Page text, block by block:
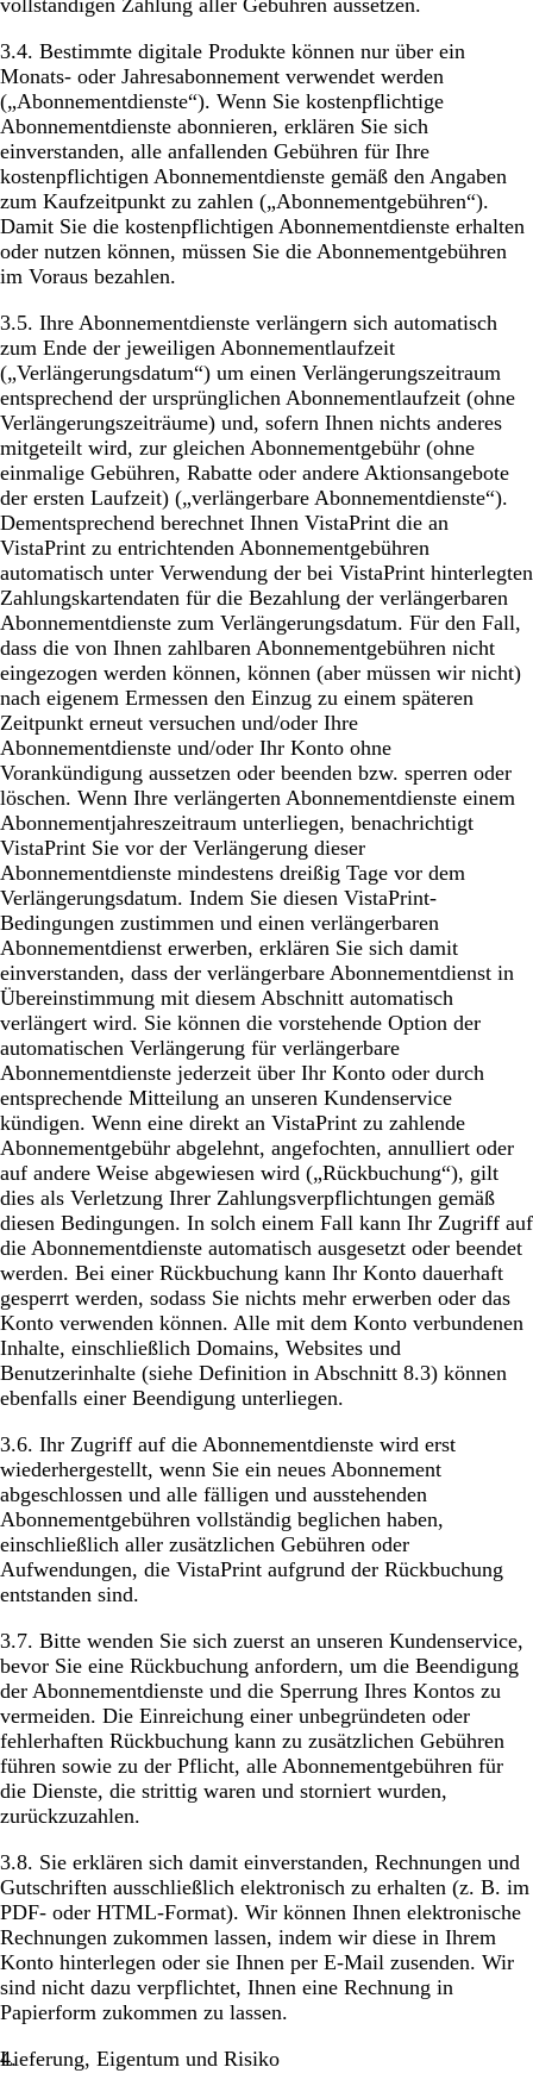
vollständigen Zahlung aller Gebühren aussetzen.
3.4. Bestimmte digitale Produkte können nur über ein
Monats- oder Jahresabonnement verwendet werden
(„Abonnementdienste“). Wenn Sie kostenpflichtige
Abonnementdienste abonnieren, erklären Sie sich
einverstanden, alle anfallenden Gebühren für Ihre
kostenpflichtigen Abonnementdienste gemäß den Angaben
zum Kaufzeitpunkt zu zahlen („Abonnementgebühren“).
Damit Sie die kostenpflichtigen Abonnementdienste erhalten
oder nutzen können, müssen Sie die Abonnementgebühren
im Voraus bezahlen.
3.5. Ihre Abonnementdienste verlängern sich automatisch
zum Ende der jeweiligen Abonnementlaufzeit
(„Verlängerungsdatum“) um einen Verlängerungszeitraum
entsprechend der ursprünglichen Abonnementlaufzeit (ohne
Verlängerungszeiträume) und, sofern Ihnen nichts anderes
mitgeteilt wird, zur gleichen Abonnementgebühr (ohne
einmalige Gebühren, Rabatte oder andere Aktionsangebote
der ersten Laufzeit) („verlängerbare Abonnementdienste“).
Dementsprechend berechnet Ihnen VistaPrint die an
VistaPrint zu entrichtenden Abonnementgebühren
automatisch unter Verwendung der bei VistaPrint hinterlegten
Zahlungskartendaten für die Bezahlung der verlängerbaren
Abonnementdienste zum Verlängerungsdatum. Für den Fall,
dass die von Ihnen zahlbaren Abonnementgebühren nicht
eingezogen werden können, können (aber müssen wir nicht)
nach eigenem Ermessen den Einzug zu einem späteren
Zeitpunkt erneut versuchen und/oder Ihre
Abonnementdienste und/oder Ihr Konto ohne
Vorankündigung aussetzen oder beenden bzw. sperren oder
löschen. Wenn Ihre verlängerten Abonnementdienste einem
Abonnementjahreszeitraum unterliegen, benachrichtigt
VistaPrint Sie vor der Verlängerung dieser
Abonnementdienste mindestens dreißig Tage vor dem
Verlängerungsdatum. Indem Sie diesen VistaPrint-
Bedingungen zustimmen und einen verlängerbaren
Abonnementdienst erwerben, erklären Sie sich damit
einverstanden, dass der verlängerbare Abonnementdienst in
Übereinstimmung mit diesem Abschnitt automatisch
verlängert wird. Sie können die vorstehende Option der
automatischen Verlängerung für verlängerbare
Abonnementdienste jederzeit über Ihr Konto oder durch
entsprechende Mitteilung an unseren Kundenservice
kündigen. Wenn eine direkt an VistaPrint zu zahlende
Abonnementgebühr abgelehnt, angefochten, annulliert oder
auf andere Weise abgewiesen wird („Rückbuchung“), gilt
dies als Verletzung Ihrer Zahlungsverpflichtungen gemäß
diesen Bedingungen. In solch einem Fall kann Ihr Zugriff auf
die Abonnementdienste automatisch ausgesetzt oder beendet
werden. ​Bei einer Rückbuchung kann Ihr Konto dauerhaft
gesperrt werden, sodass Sie nichts mehr erwerben oder das
Konto verwenden können. Alle mit dem Konto verbundenen
Inhalte, einschließlich Domains, Websites und
Benutzerinhalte (siehe Definition in Abschnitt 8.3) können
ebenfalls einer Beendigung unterliegen.
3.6. Ihr Zugriff auf die Abonnementdienste wird erst
wiederhergestellt, wenn Sie ein neues Abonnement
abgeschlossen und alle fälligen und ausstehenden
Abonnementgebühren vollständig beglichen haben,
einschließlich aller zusätzlichen Gebühren oder
Aufwendungen, die VistaPrint aufgrund der Rückbuchung
entstanden sind.
3.7. Bitte wenden Sie sich zuerst an unseren Kundenservice,
bevor Sie eine Rückbuchung anfordern, um die Beendigung
der Abonnementdienste und die Sperrung Ihres Kontos zu
vermeiden. Die Einreichung einer unbegründeten oder
fehlerhaften Rückbuchung kann zu zusätzlichen Gebühren
führen sowie zu der Pflicht, alle Abonnementgebühren für
die Dienste, die strittig waren und storniert wurden,
zurückzuzahlen.
3.8. Sie erklären sich damit einverstanden, Rechnungen und
Gutschriften ausschließlich elektronisch zu erhalten (z. B. im
PDF- oder HTML-Format). Wir können Ihnen elektronische
Rechnungen zukommen lassen, indem wir diese in Ihrem
Konto hinterlegen oder sie Ihnen per E-Mail zusenden. Wir
sind nicht dazu verpflichtet, Ihnen eine Rechnung in
Papierform zukommen zu lassen.
Lieferung, Eigentum und Risiko